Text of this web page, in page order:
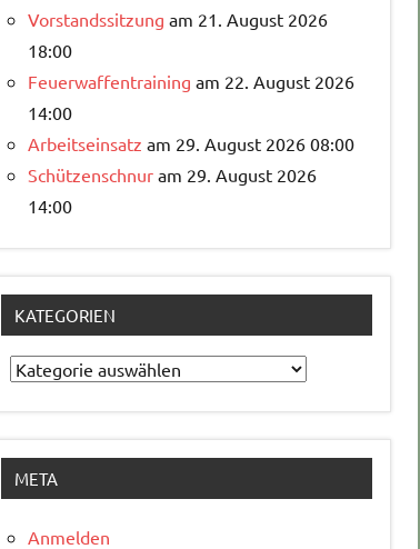
Vorstandssitzung am 21. August 2026
18:00
Feuerwaffentraining am 22. August 2026
14:00
Arbeitseinsatz am 29. August 2026 08:00
Schützenschnur am 29. August 2026
14:00
KATEGORIEN
Kategorien
META
Anmelden